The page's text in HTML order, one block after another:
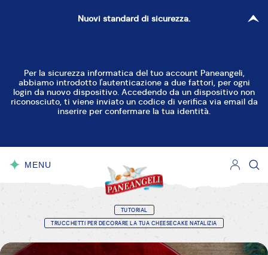
Nuovi standard di sicurezza.
Per la sicurezza informatica del tuo account Paneangeli,
abbiamo introdotto l'autenticazione a due fattori, per ogni
login da nuovo dispositivo. Accedendo da un dispositivo non
riconosciuto, ti viene inviato un codice di verifica via email da
inserire per confermare la tua identità.
MENU
TUTORIAL
TRUCCHETTI PER DECORARE LA TUA CHEESECAKE NATALIZIA